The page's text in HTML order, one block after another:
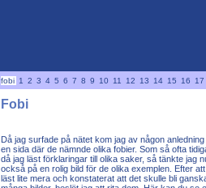
fobi 1 2 3 4 5 6 7 8 9 10 11 12 13 14 15 16 17
Fobi
Då jag surfade på nätet kom jag av någon anledning
en sida där de nämnde olika fobier. Som så ofta
då jag läst förklaringar till olika saker, så tänkte jag
också på en rolig bild för de olika exemplen. Efter
läst lite mera och konstaterat att det skulle bli